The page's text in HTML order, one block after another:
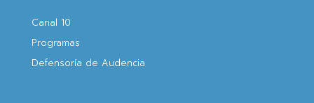
Canal 10
Programas
Defensoría de Audencia